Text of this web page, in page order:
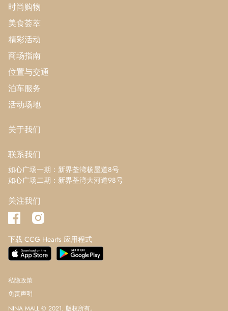
Italian Tomato
西树泡芙
韩印红 Home
MOS Burger
日系生活 JP Living Style
幸福食堂
凑凑火锅‧茶憩
时尚购物
美食荟萃
精彩活动
商场指南
位置与交通
泊车服务
活动场地
关于我们
联系我们
如心广场一期：新界荃湾杨屋道8号
如心广场二期：新界荃湾大河道98号
关注我们
下载 CCG Hearts 应用程式
NINA MALL © 2021. 版权所有。
私隐政策
免责声明